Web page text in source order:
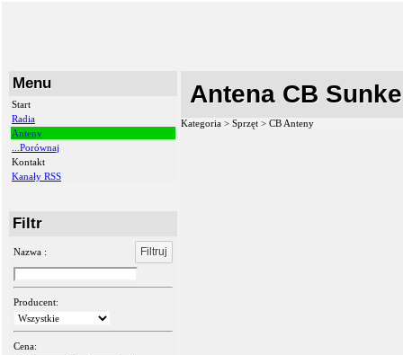
Menu
Start
Radia
Anteny
...Porównaj
Kontakt
Kanały RSS
Filtr
Nazwa : Filtruj
Producent:
Cena:
Antena CB
Kategoria > Sprzęt > CB Anteny